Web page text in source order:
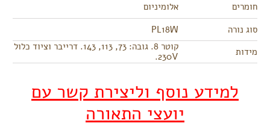
חומרים
אלומיניום
סוג נורה
PL18W
מידות
קוטר 8. גובה: 73, 113, 143. דרייבר וציוד כלול
230V.
למידע נוסף וליצירת קשר עם
יועצי התאורה